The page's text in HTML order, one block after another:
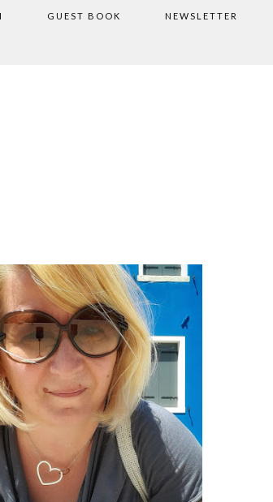
GUEST BOOK NEWSLETTER